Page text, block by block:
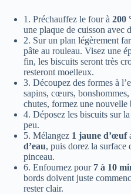
1. Préchauffez le four à 200
une plaque de cuisson avec
2. Sur un plan légèrement
pâte au rouleau. Visez une
fin, les biscuits seront très
resteront moelleux.
3. Découpez des formes à
sapins, cœurs,
chutes, formez une nouvelle
4. Déposez les biscuits sur
peu.
5. Mélangez 1 jaune d’œuf
d’eau, puis dorez la surface
pinceau.
6. Enfournez pour 7 à 10
bords doivent juste
rester clair.